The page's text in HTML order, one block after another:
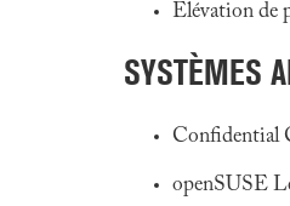
Élévation de
SYSTÈMES
Confidential
openSUSE